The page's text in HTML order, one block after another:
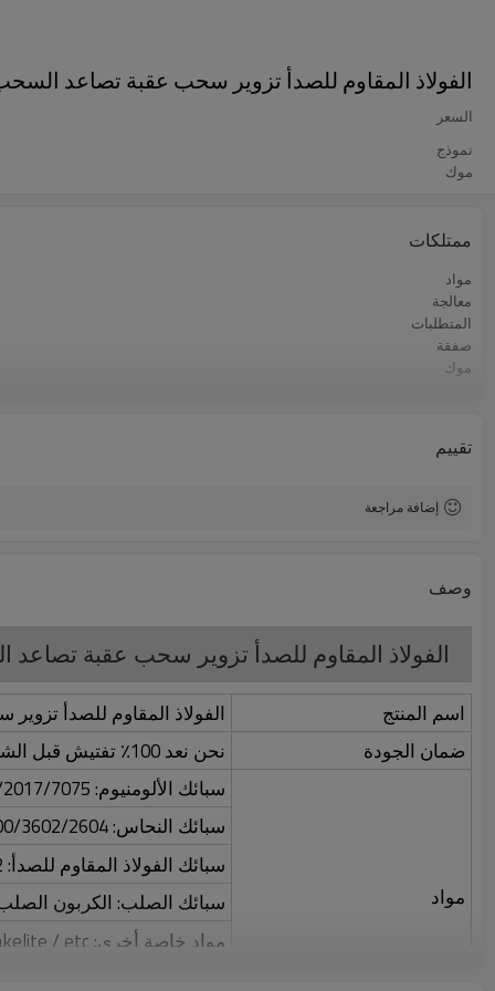
الفولاذ المقاوم للصدأ تزوير سحب عقبة تصاعد
السعر
نموذج
موك
ممتلكات
مواد
معالجة
المتطلبات
صفقة
موك
أسواق التصدير الرئيسية
تقييم
إضافة مراجعة
وصف
الفولاذ المقاوم للصدأ تزوير سحب عقبة
اسم المنتج
الفولاذ المقاوم للصدأ
ضمان الجودة
نحن نعد 100٪ تفتيش قبل الشحن
مواد
سبائك الألومنيوم: 5052/6061/6063/2017/7075 / إلخ.
سبائك النحاس: 3600/3602/2604 / H59 / H62 / إلخ.
سبائك الفولاذ المقاوم للصدأ: 303/304/316/412 / إلخ.
سبائك الصلب: الكربون
مواد خاصة أخرى: Lucite / Nylon / Bakelite / etc.